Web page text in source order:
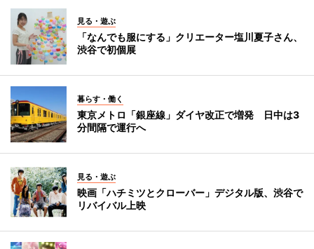
見る・遊ぶ
「なんでも服にする」クリエーター塩川夏子さん、
渋谷で初個展
暮らす・働く
東京メトロ「銀座線」ダイヤ改正で増発 日中は3
分間隔で運行へ
見る・遊ぶ
映画「ハチミツとクローバー」デジタル版、渋谷で
リバイバル上映